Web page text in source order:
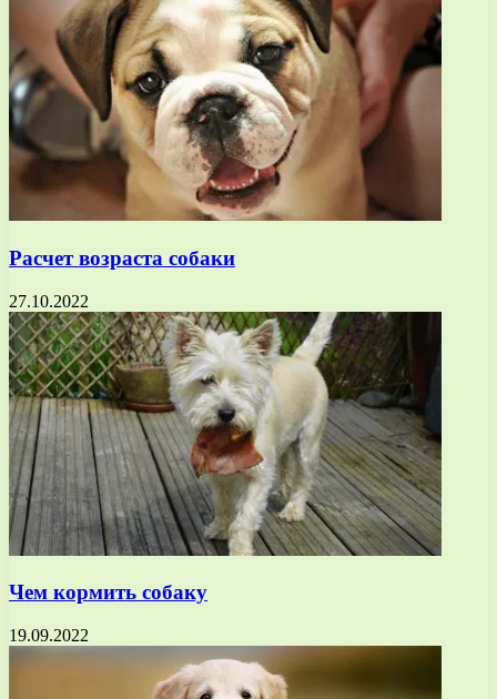
Расчет возраста собаки
27.10.2022
Чем кормить собаку
19.09.2022